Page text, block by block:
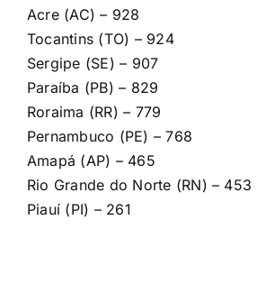
Acre (AC) – 928
Tocantins (TO) – 924
Sergipe (SE) – 907
Paraíba (PB) – 829
Roraima (RR) – 779
Pernambuco (PE) – 768
Amapá (AP) – 465
Rio Grande do Norte (RN) – 453
Piauí (PI) – 261